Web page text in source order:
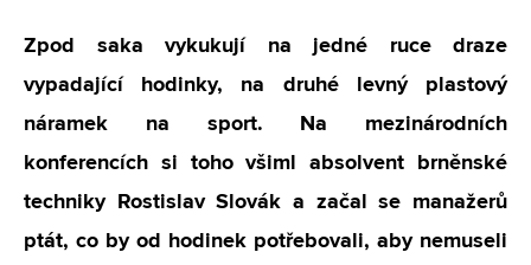
Zpod saka vykukují na jedné ruce draze
vypadající hodinky, na druhé levný plastový
náramek na sport. Na mezinárodních
konferencích si toho všiml absolvent brněnské
techniky Rostislav Slovák a začal se manažerů
ptát, co by od hodinek potřebovali, aby nemuseli